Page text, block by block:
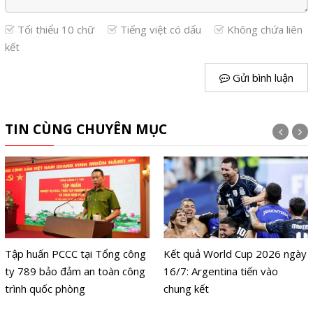
Tối thiểu 10 chữ Tiếng việt có dấu
Không chứa liên
kết
Gửi bình luận
TIN CÙNG CHUYÊN MỤC
Tập huấn PCCC tại Tổng công
ty 789 bảo đảm an toàn công
trình quốc phòng
Kết quả World Cup 2026 ngày
16/7: Argentina tiến vào
chung kết